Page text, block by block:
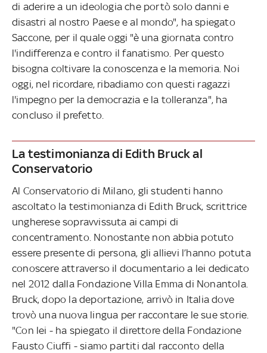
di aderire a un ideologia che portò solo danni e
disastri al nostro Paese e al mondo", ha spiegato
Saccone, per il quale oggi "è una giornata contro
l'indifferenza e contro il fanatismo. Per questo
bisogna coltivare la conoscenza e la memoria. Noi
oggi, nel ricordare, ribadiamo con questi ragazzi
l'impegno per la democrazia e la tolleranza", ha
concluso il prefetto.
La testimonianza di Edith Bruck al
Conservatorio
Al Conservatorio di Milano, gli studenti hanno
ascoltato la testimonianza di Edith Bruck, scrittrice
ungherese sopravvissuta ai campi di
concentramento. Nonostante non abbia potuto
essere presente di persona, gli allievi l’hanno potuta
conoscere attraverso il documentario a lei dedicato
nel 2012 dalla Fondazione Villa Emma di Nonantola.
Bruck, dopo la deportazione, arrivò in Italia dove
trovò una nuova lingua per raccontare le sue storie.
"Con lei - ha spiegato il direttore della Fondazione
Fausto Ciuffi - siamo partiti dal racconto della